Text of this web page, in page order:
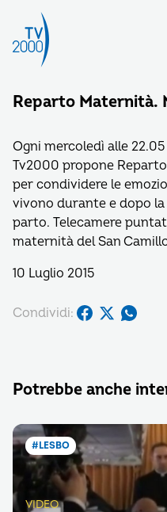
Reparto Maternità.
Ogni mercoledì alle
Tv2000 propone
per condividere le
vivono durante e dopo
parto. Telecamere
maternità del San
10 Luglio 2015
Condividi:
Potrebbe anche
#LESBO
VIDEO